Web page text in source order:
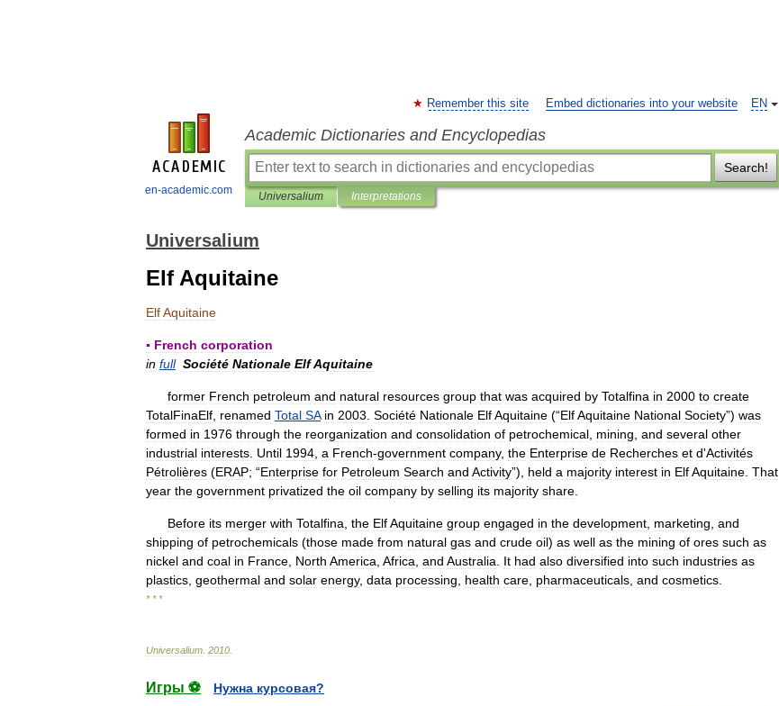
en-academic.com
EN
Remember this site Embed dictionaries into your website
Academic Dictionaries and Encyclopedias
Search!
Universalium Interpretations
Universalium
Elf Aquitaine
ElfAquitaine
▪ French corporation
in full Société Nationale ElfAquitaine
former French petroleum and natural resources group that was acquired by Totalfina in 2000 to create
TotalFinaElf renamed Total SA in 2003 Société Nationale ElfAquitaine (“ElfAquitaine National Society”) was
formed in 1976 through the reorganization and consolidation of petrochemical mining and several other
industrial interests Until 1994 a French-government company, the Enterprise de Recherches et d'Activités
Pétrolières (ERAP; “Enterprise for Petroleum Search and Activity”), held a majority interest in ElfAquitaine That
year the government privatized the oil company by selling its majority share
Before its merger with Totalfina the ElfAquitaine group engaged in the development marketing and
shipping of petrochemicals (those made from natural gas and crude oil) as well as the mining of ores such as
nickel and coal in France North America Africa and Australia It had also diversified into such industries as
plastics geothermal and solar energy, data processing health care pharmaceuticals and cosmetics
* * *
Universalium 2010
Игры ⚽
Нужна курсовая?